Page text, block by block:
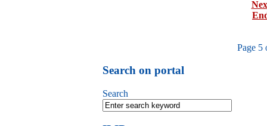
Page 5
Search on portal
Search